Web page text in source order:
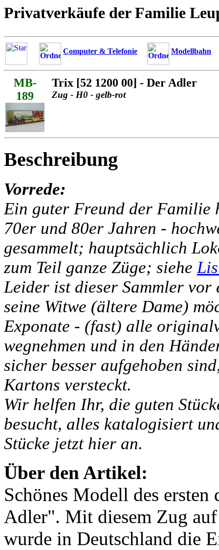
Privatverkäufe der Familie
Computer & Telefonie Modellbahn
MB-
189
Trix [52 1200 00] - Der Adler
Zug - H0 - gelb-rot
Beschreibung
Vorrede:
Ein guter Freund der
70er und 80er Jahren -
gesammelt; hauptsächlich
zum Teil ganze Züge; siehe
Leider ist dieser Sammler
seine Witwe (ältere Dame)
Exponate - (fast) alle
wegnehmen und in den
sicher besser aufgehoben
Kartons versteckt.
Wir helfen Ihr, die guten
besucht, alles katalogisiert
Stücke jetzt hier an.
Über den Artikel:
Schönes Modell des
Adler". Mit diesem Zug
wurde in Deutschland die